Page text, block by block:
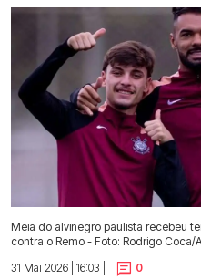
Meia do alvinegro paulista recebeu
contra o Remo - Foto: Rodrigo Coca/
31 Mai 2026 | 16:03 |
0